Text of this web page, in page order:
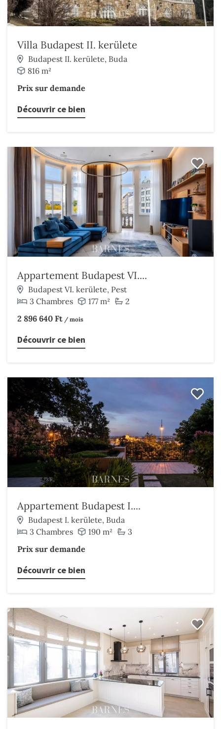
Villa Budapest II. kerülete
Budapest II. kerülete, Buda
816 m²
Prix sur demande
Découvrir ce bien
Appartement Budapest VI....
Budapest VI. kerülete, Pest
3 Chambres
177 m²
2
2 896 640 Ft / mois
Découvrir ce bien
Appartement Budapest I....
Budapest I. kerülete, Buda
3 Chambres
190 m²
3
Prix sur demande
Découvrir ce bien